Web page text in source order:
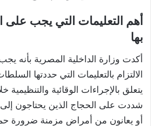
أهم التعليمات التي يجب على
بها
أكدت وزارة الداخلية المصرية بأنه
الالتزام بالتعليمات التي حددتها
يتعلق بالإجراءات الوقائية والتنظيمية
شددت على الحجاج الذين يحتاجون
أو يعانون من أمراض مزمنة ضرورة